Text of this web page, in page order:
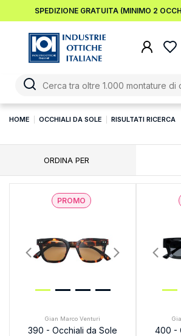
SPEDIZIONE GRATUITA (MINIMO 2
HOME OCCHIALI DA SOLE RISULTATI RICERCA
ORDINA PER
PROMO
Gian Marco Venturi
390 - Occhiali da Sole 400 -